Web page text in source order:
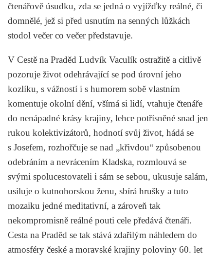
čtenářově úsudku, zda se jedná o vyjížďky reálné, či
domnělé, jež si před usnutím na senných lůžkách
stodol večer co večer představuje.
V Cestě na Praděd Ludvík Vaculík ostražitě a citlivě
pozoruje život odehrávající se pod úrovní jeho
kozlíku, s vážností i s humorem sobě vlastním
komentuje okolní dění, všímá si lidí, vtahuje čtenáře
do nenápadné krásy krajiny, lehce potřísněné snad jen
rukou kolektivizátorů, hodnotí svůj život, hádá se
s Josefem, rozhořčuje se nad „křivdou“ způsobenou
odebráním a nevrácením Kladska, rozmlouvá se
svými spolucestovateli i sám se sebou, ukusuje salám,
usiluje o kutnohorskou ženu, sbírá hrušky a tuto
mozaiku jedné meditativní, a zároveň tak
nekompromisně reálné pouti cele předává čtenáři.
Cesta na Praděd se tak stává zdařilým náhledem do
atmosféry české a moravské krajiny poloviny 60. let